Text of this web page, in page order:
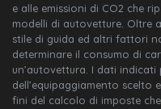
e alle emissioni di CO2 che
modelli di autovetture. Oltre
stile di guida ed altri fattori
determinare il consumo di
un’autovettura. I dati
dell’equipaggiamento scelto
fini del calcolo di imposte